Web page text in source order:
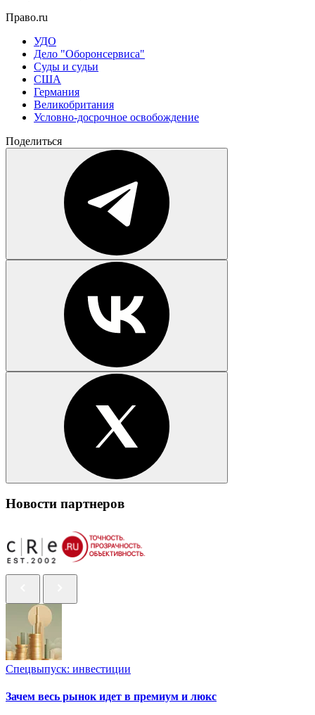
Право.ru
УДО
Дело "Оборонсервиса"
Суды и судьи
США
Германия
Великобритания
Условно-досрочное освобождение
Поделиться
Новости партнеров
Спецвыпуск: инвестиции
Зачем весь рынок идет в премиум и люкс